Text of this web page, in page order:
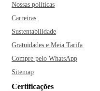
Nossas políticas
Carreiras
Sustentabilidade
Gratuidades e Meia Tarifa
Compre pelo WhatsApp
Sitemap
Certificações